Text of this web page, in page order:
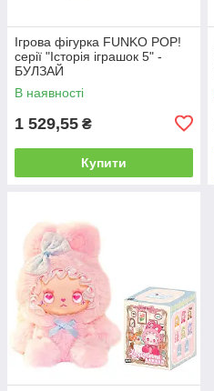
Ігрова фігурка FUNKO POP!
серії "Історія іграшок 5" -
БУЛЗАЙ
В наявності
1 529,55 ₴
Купити